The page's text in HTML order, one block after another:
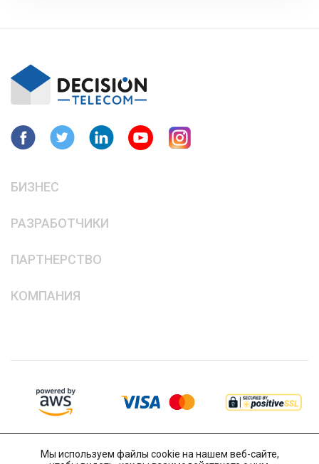
БИЗНЕС
РАЗРАБОТЧИКИ
ПАРТНЕРСТВО
КОМПАНИЯ
Мы используем файлы cookie на нашем веб-сайте,